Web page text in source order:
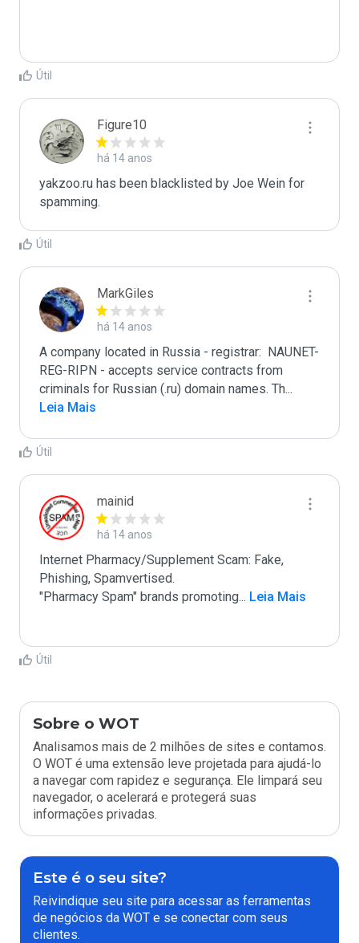
Útil
Figure10
há 14 anos
yakzoo.ru has been blacklisted by Joe Wein for
spamming.
Útil
MarkGiles
há 14 anos
A company located in Russia - registrar:  NAUNET-
REG-RIPN - accepts service contracts from
criminals for Russian (.ru) domain names. Th...
Leia Mais
Útil
mainid
há 14 anos
Internet Pharmacy/Supplement Scam: Fake,
Phishing, Spamvertised.
"Pharmacy Spam" brands promoting... Leia Mais
Útil
Sobre o WOT
Analisamos mais de 2 milhões de sites e contamos.
O WOT é uma extensão leve projetada para ajudá-lo
a navegar com rapidez e segurança. Ele limpará seu
navegador, o acelerará e protegerá suas
informações privadas.
Este é o seu site?
Reivindique seu site para acessar as ferramentas
de negócios da WOT e se conectar com seus
clientes.